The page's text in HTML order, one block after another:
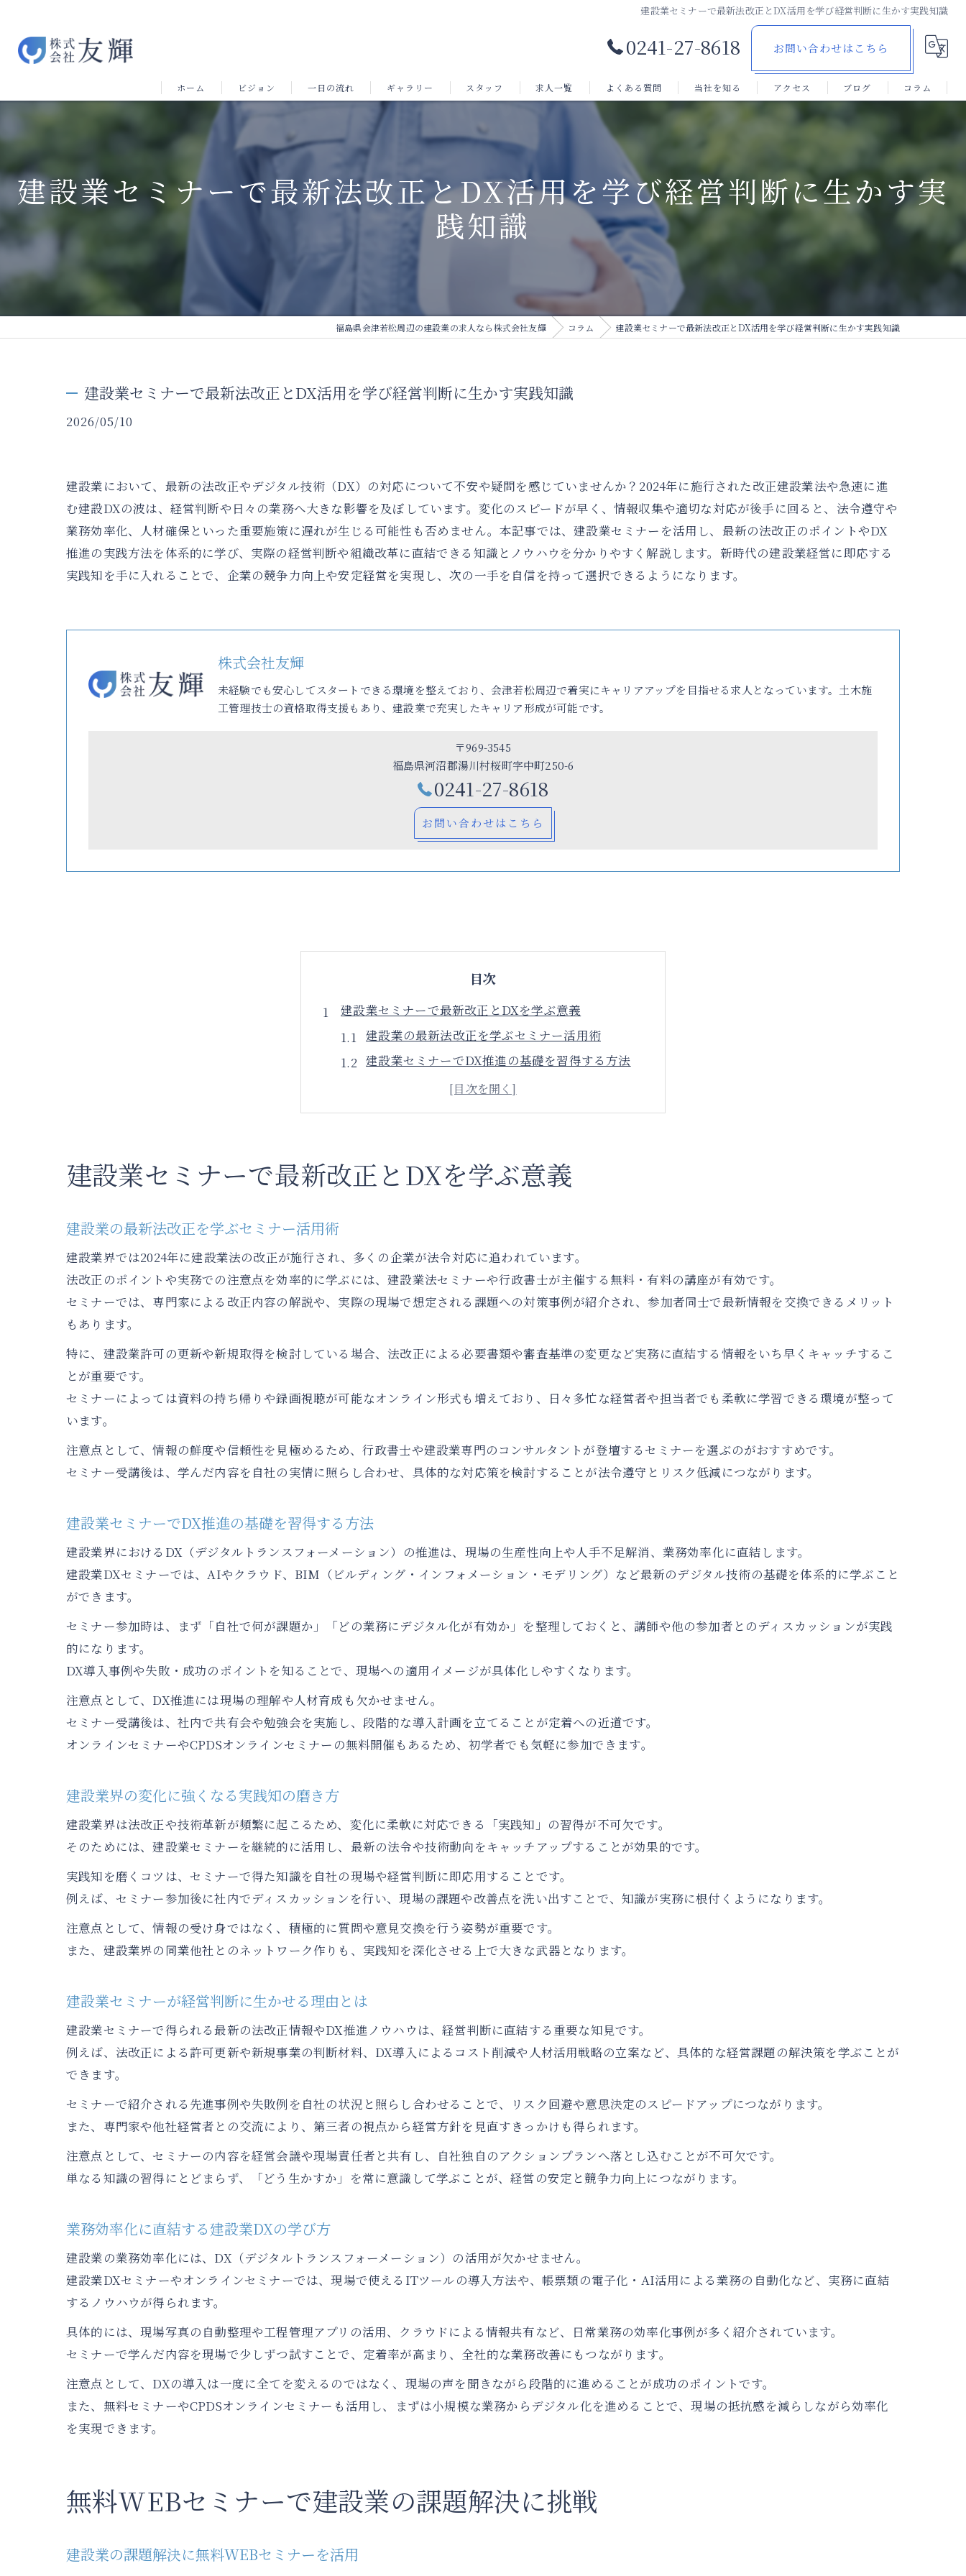
建設業セミナーで最新法改正とDX活用を学び経営判断に生かす実践知識
0241-27-8618 お問い合わせはこちら
ホーム ビジョン 一日の流れ ギャラリー スタッフ 求人一覧 よくある質問 当社を知る
郡山市の建設業
未経験
アクセス ブログ コラム
建設業セミナーで最新法改正とDX活用を学び経営判断に生かす実
践知識
福島県会津若松周辺の建設業の求人なら株式会社友輝 コラム 建設業セミナーで最新法改正とDX活用を学び経営判断に生かす実践知識
建設業セミナーで最新法改正とDX活用を学び経営判断に生かす実践知識
2026/05/10
建設業において、最新の法改正やデジタル技術（DX）の対応について不安や疑問を感じていませんか？2024年に施行された改正建設業法や急速に進
む建設DXの波は、経営判断や日々の業務へ大きな影響を及ぼしています。変化のスピードが早く、情報収集や適切な対応が後手に回ると、法令遵守や
業務効率化、人材確保といった重要施策に遅れが生じる可能性も否めません。本記事では、建設業セミナーを活用し、最新の法改正のポイントやDX
推進の実践方法を体系的に学び、実際の経営判断や組織改革に直結できる知識とノウハウを分かりやすく解説します。新時代の建設業経営に即応する
実践知を手に入れることで、企業の競争力向上や安定経営を実現し、次の一手を自信を持って選択できるようになります。
株式会社友輝
未経験でも安心してスタートできる環境を整えており、会津若松周辺で着実にキャリアアップを目指せる求人となっています。土木施
工管理技士の資格取得支援もあり、建設業で充実したキャリア形成が可能です。
〒969-3545
福島県河沼郡湯川村桜町字中町250-6
0241-27-8618
お問い合わせはこちら
目次
建設業セミナーで最新改正とDXを学ぶ意義
建設業の最新法改正を学ぶセミナー活用術
建設業セミナーでDX推進の基礎を習得する方法
建設業界の変化に強くなる実践知の磨き方
建設業セミナーが経営判断に生かせる理由とは
無料WEBセミナーで建設業の課題解決に挑戦
建設業の課題解決に無料WEBセミナーを活用
建設業界の悩みを解決するWEBセミナー事例
建設業の現場に活きるセミナー内容を徹底解説
DX推進に役立つ建設業オンラインセミナー活用法
建設業オンラインセミナーでDX実践力を高める
建設業法の最新情報を効率よく習得する方法
建設業セミナー活用で法改正への迅速対応
建設業の法令遵守体制を強化する学び方
建設業セミナーで継続教育と実践力を磨く
建設業のキャリアアップに活きる学び方
建設業セミナー参加で人材育成を強化する方法
建設業の安定経営に不可欠な実践知の習得法
建設業セミナーが経営判断力を高める理由
建設業経営に活かすDX推進の具体策を学ぶ
建設業セミナーで最新改正とDXを学ぶ意義
建設業の最新法改正を学ぶセミナー活用術
建設業界では2024年に建設業法の改正が施行され、多くの企業が法令対応に追われています。
法改正のポイントや実務での注意点を効率的に学ぶには、建設業法セミナーや行政書士が主催する無料・有料の講座が有効です。
セミナーでは、専門家による改正内容の解説や、実際の現場で想定される課題への対策事例が紹介され、参加者同士で最新情報を交換できるメリット
もあります。
特に、建設業許可の更新や新規取得を検討している場合、法改正による必要書類や審査基準の変更など実務に直結する情報をいち早くキャッチするこ
とが重要です。
セミナーによっては資料の持ち帰りや録画視聴が可能なオンライン形式も増えており、日々多忙な経営者や担当者でも柔軟に学習できる環境が整って
います。
注意点として、情報の鮮度や信頼性を見極めるため、行政書士や建設業専門のコンサルタントが登壇するセミナーを選ぶのがおすすめです。
セミナー受講後は、学んだ内容を自社の実情に照らし合わせ、具体的な対応策を検討することが法令遵守とリスク低減につながります。
建設業セミナーでDX推進の基礎を習得する方法
建設業界におけるDX（デジタルトランスフォーメーション）の推進は、現場の生産性向上や人手不足解消、業務効率化に直結します。
建設業DXセミナーでは、AIやクラウド、BIM（ビルディング・インフォメーション・モデリング）など最新のデジタル技術の基礎を体系的に学ぶこと
ができます。
セミナー参加時は、まず「自社で何が課題か」「どの業務にデジタル化が有効か」を整理しておくと、講師や他の参加者とのディスカッションが実践
的になります。
DX導入事例や失敗・成功のポイントを知ることで、現場への適用イメージが具体化しやすくなります。
注意点として、DX推進には現場の理解や人材育成も欠かせません。
セミナー受講後は、社内で共有会や勉強会を実施し、段階的な導入計画を立てることが定着への近道です。
オンラインセミナーやCPDSオンラインセミナーの無料開催もあるため、初学者でも気軽に参加できます。
建設業界の変化に強くなる実践知の磨き方
建設業界は法改正や技術革新が頻繁に起こるため、変化に柔軟に対応できる「実践知」の習得が不可欠です。
そのためには、建設業セミナーを継続的に活用し、最新の法令や技術動向をキャッチアップすることが効果的です。
実践知を磨くコツは、セミナーで得た知識を自社の現場や経営判断に即応用することです。
例えば、セミナー参加後に社内でディスカッションを行い、現場の課題や改善点を洗い出すことで、知識が実務に根付くようになります。
注意点として、情報の受け身ではなく、積極的に質問や意見交換を行う姿勢が重要です。
また、建設業界の同業他社とのネットワーク作りも、実践知を深化させる上で大きな武器となります。
建設業セミナーが経営判断に生かせる理由とは
建設業セミナーで得られる最新の法改正情報やDX推進ノウハウは、経営判断に直結する重要な知見です。
例えば、法改正による許可更新や新規事業の判断材料、DX導入によるコスト削減や人材活用戦略の立案など、具体的な経営課題の解決策を学ぶことが
できます。
セミナーで紹介される先進事例や失敗例を自社の状況と照らし合わせることで、リスク回避や意思決定のスピードアップにつながります。
また、専門家や他社経営者との交流により、第三者の視点から経営方針を見直すきっかけも得られます。
注意点として、セミナーの内容を経営会議や現場責任者と共有し、自社独自のアクションプランへ落とし込むことが不可欠です。
単なる知識の習得にとどまらず、「どう生かすか」を常に意識して学ぶことが、経営の安定と競争力向上につながります。
業務効率化に直結する建設業DXの学び方
建設業の業務効率化には、DX（デジタルトランスフォーメーション）の活用が欠かせません。
建設業DXセミナーやオンラインセミナーでは、現場で使えるITツールの導入方法や、帳票類の電子化・AI活用による業務の自動化など、実務に直結
するノウハウが得られます。
具体的には、現場写真の自動整理や工程管理アプリの活用、クラウドによる情報共有など、日常業務の効率化事例が多く紹介されています。
セミナーで学んだ内容を現場で少しずつ試すことで、定着率が高まり、全社的な業務改善にもつながります。
注意点として、DXの導入は一度に全てを変えるのではなく、現場の声を聞きながら段階的に進めることが成功のポイントです。
また、無料セミナーやCPDSオンラインセミナーも活用し、まずは小規模な業務からデジタル化を進めることで、現場の抵抗感を減らしながら効率化
を実現できます。
無料WEBセミナーで建設業の課題解決に挑戦
建設業の課題解決に無料WEBセミナーを活用